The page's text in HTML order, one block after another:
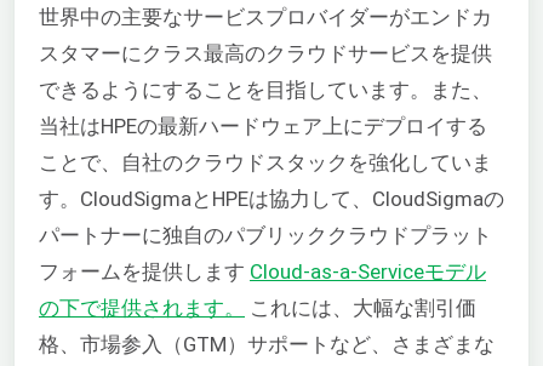
世界中の主要なサービスプロバイダーがエンドカ
スタマーにクラス最高のクラウドサービスを提供
できるようにすることを目指しています。また、
当社はHPEの最新ハードウェア上にデプロイする
ことで、自社のクラウドスタックを強化していま
す。CloudSigmaとHPEは協力して、CloudSigmaの
パートナーに独自のパブリッククラウドプラット
フォームを提供します Cloud-as-a-Serviceモデル
の下で提供されます。
これには、 大幅な割引価
格、市場参入（GTM）サポートなど、さまざまな